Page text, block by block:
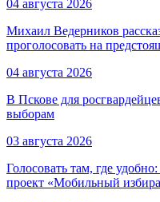
04 августа 2026
Михаил Ведерников
проголосовать на
04 августа 2026
В Пскове для
выборам
03 августа 2026
Голосовать там, где
проект «Мобильный